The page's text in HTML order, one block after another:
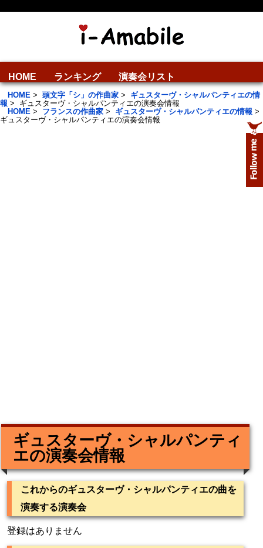
HOME ランキング 演奏会リスト
HOME > 頭文字「シ」の作曲家 > ギュスターヴ・シャルパンティエの情
報 > ギュスターヴ・シャルパンティエの演奏会情報
HOME > フランスの作曲家 > ギュスターヴ・シャルパンティエの情報 >
ギュスターヴ・シャルパンティエの演奏会情報
ギュスターヴ・シャルパンティ
エの演奏会情報
これからのギュスターヴ・シャルパンティエの曲を
演奏する演奏会
登録はありません